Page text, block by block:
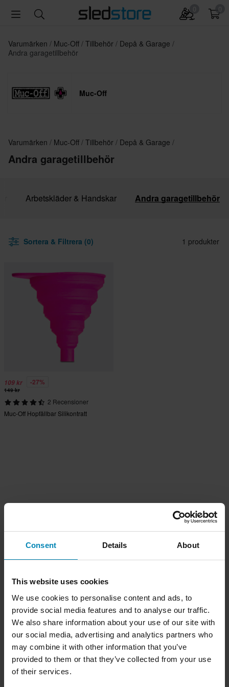
Consent Details About
This website uses cookies
We use cookies to personalise content and ads, to
provide social media features and to analyse our traffic.
We also share information about your use of our site with
our social media, advertising and analytics partners who
may combine it with other information that you’ve
provided to them or that they’ve collected from your use
of their services.
Varumärken Muc-Off Tillbehör
Depå & Garage
Andra garagetillbehör
Muc-Off
Varumärken Muc-Off Tillbehör Depå & Garage
Andra garagetillbehör
Arbetskläder & Handskar Andra garagetillbehör
Sortera & Filtrera (0) 1 produkter
109 kr -27%
149 kr
2 Recensioner
Muc-Off Hopfällbar Silikontratt